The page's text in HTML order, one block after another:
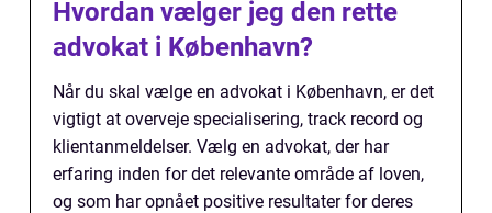
Hvordan vælger jeg den rette
advokat i København?
Når du skal vælge en advokat i København, er det
vigtigt at overveje specialisering, track record og
klientanmeldelser. Vælg en advokat, der har
erfaring inden for det relevante område af loven,
og som har opnået positive resultater for deres